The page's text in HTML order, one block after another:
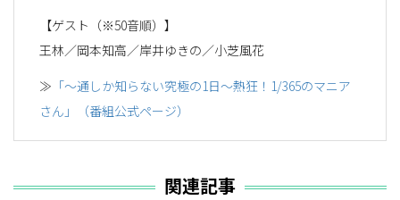
【ゲスト（※50音順）】
王林／岡本知高／岸井ゆきの／小芝風花
≫ 「～通しか知らない究極の1日～熱狂！1/365のマニア
さん」（番組公式ページ）
関連記事